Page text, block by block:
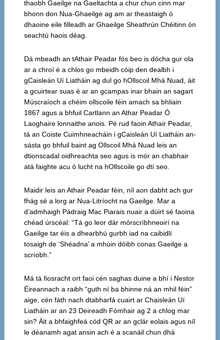
thaobh Gaeilge na Gaeltachta a chur chun cinn mar
bhonn don Nua-Ghaeilge ag am ar theastaigh ó
dhaoine eile filleadh ar Ghaeilge Sheathrún Chéitinn ón
seachtú haois déag.
Dá mbeadh an tAthair Peadar fós beo is dócha gur ola
ar a chroí é a chlos go mbeidh cóip den dealbh i
gCaisleán Uí Liatháin ag dul go hOllscoil Mhá Nuad, áit
a gcuirtear suas é ar an gcampas inar bhain an sagart
Múscraíoch a chéim ollscoile féin amach sa bhliain
1867 agus a bhfuil Cartlann an Athar Peadar Ó
Laoghaire lonnaithe anois. Pé rud faoin Athair Peadar,
tá an Coiste Cuimhneacháin i gCaisleán Uí Liatháin an-
sásta go bhfuil baint ag Ollscoil Mhá Nuad leis an
dtionscadal oidhreachta seo agus is mór an chabhair
atá faighte acu ó lucht na hOllscoile go dtí seo.
Maidir leis an Athair Peadar féin, níl aon dabht ach gur
fhág sé a lorg ar Nua-Litríocht na Gaeilge. Mar a
d’admhaigh Pádraig Mac Piarais nuair a dúirt sé faoina
chéad úrscéal: “Tá go leor dár mórscríbhneoirí na
Gaeilge tar éis a dhearbhú gurbh iad na caibidlí
tosaigh de ‘Shéadna’ a mhúin dóibh conas Gaeilge a
scríobh.”
Má tá fiosracht ort faoi cén saghas duine a bhí i Nestor
Éireannach a raibh “guth ní ba bhinne ná an mhil féin”
aige, cén fáth nach dtabharfá cuairt ar Chaisleán Uí
Liatháin ar an 23 Deireadh Fómhair ag 2 a chlog mar
sin? Áit a bhfaighfeá cód QR ar an gclár eolais agus níl
le déanamh agat ansin ach é a scanáil chun dhá